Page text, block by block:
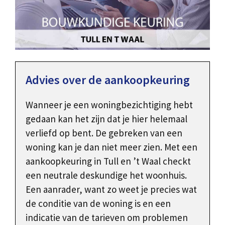
Advies over de aankoopkeuring
Wanneer je een woningbezichtiging hebt
gedaan kan het zijn dat je hier helemaal
verliefd op bent. De gebreken van een
woning kan je dan niet meer zien. Met een
aankoopkeuring in Tull en ’t Waal checkt
een neutrale deskundige het woonhuis.
Een aanrader, want zo weet je precies wat
de conditie van de woning is en een
indicatie van de tarieven om problemen